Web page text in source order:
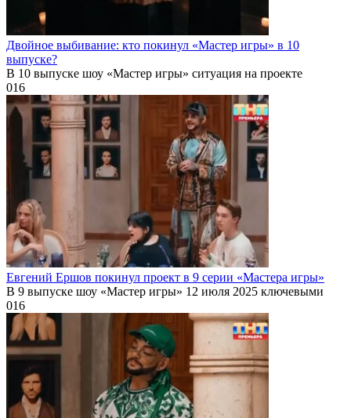
Двойное выбивание: кто покинул «Мастер игры» в 10
выпуске?
В 10 выпуске шоу «Мастер игры» ситуация на проекте
016
Евгений Ершов покинул проект в 9 серии «Мастера игры»
В 9 выпуске шоу «Мастер игры» 12 июля 2025 ключевыми
016